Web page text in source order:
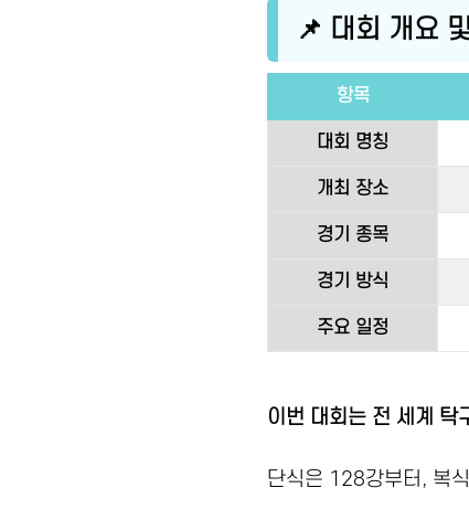
📌 대회 개요
항목
대회 명칭
개최 장소
경기 종목
경기 방식
주요 일정
이번 대회는 전 세계 탁
단식은 128강부터, 복